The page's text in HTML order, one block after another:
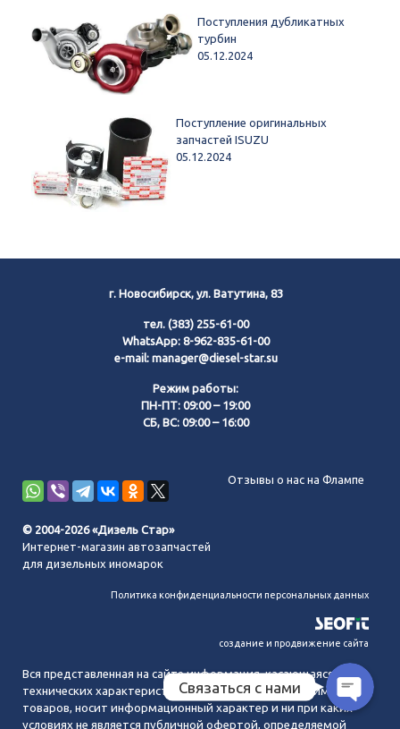
Поступления дубликатных
турбин
05.12.2024
Поступление оригинальных
запчастей ISUZU
05.12.2024
г. Новосибирск, ул. Ватутина, 83
тел. (383) 255-61-00
WhatsApp: 8-962-835-61-00
e-mail: manager@diesel-star.su
Режим работы:
ПН-ПТ: 09:00 – 19:00
СБ, ВС: 09:00 – 16:00
Отзывы о нас на Флампе
© 2004-2026 «Дизель Стар»
Интернет-магазин автозапчастей
для дизельных иномарок
Политика конфиденциальности персональных данных
создание и продвижение сайта
Вся представленная на сайте информация, касающаяся
технических характеристик, наличия на складе, стоимости
товаров, носит информационный характер и ни при каких
условиях не является публичной офертой, определяемой
Связаться с нами